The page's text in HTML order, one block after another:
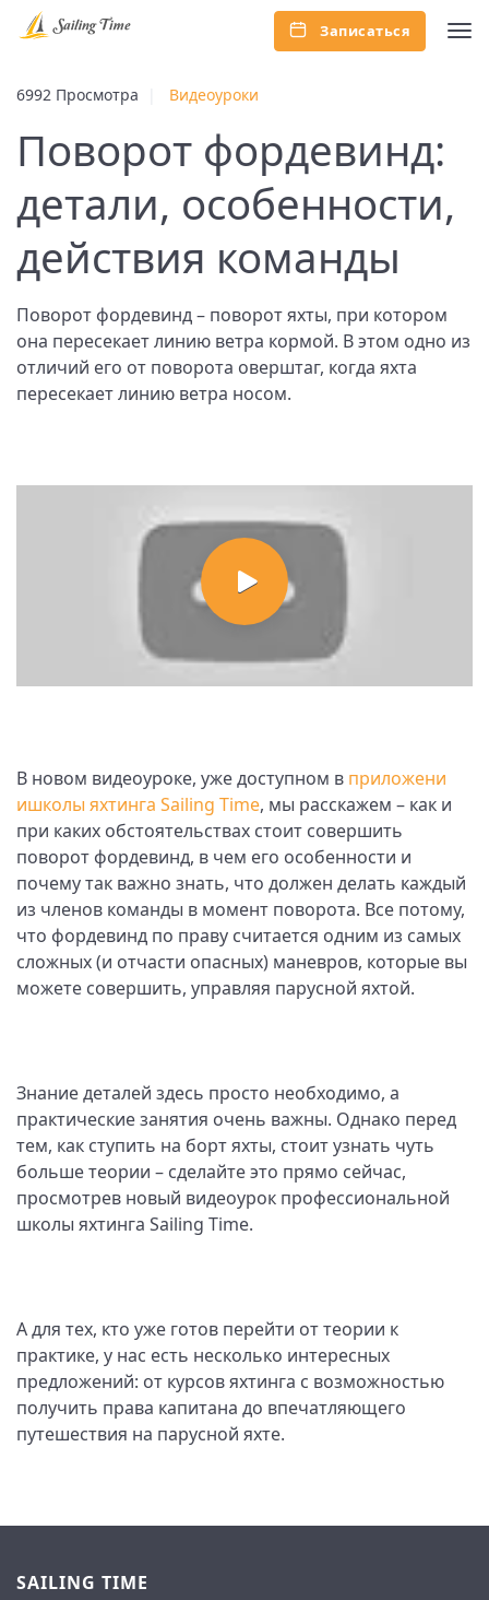
... Записаться
6992 Просмотра Видеоуроки
Поворот фордевинд:
детали, особенности,
действия команды
Поворот фордевинд – поворот яхты, при котором
она пересекает линию ветра кормой. В этом одно из
отличий его от поворота оверштаг, когда яхта
пересекает линию ветра носом.
В новом видеоуроке, уже доступном в приложени
ишколы яхтинга Sailing Time, мы расскажем – как и
при каких обстоятельствах стоит совершить
поворот фордевинд, в чем его особенности и
почему так важно знать, что должен делать каждый
из членов команды в момент поворота. Все потому,
что фордевинд по праву считается одним из самых
сложных (и отчасти опасных) маневров, которые вы
можете совершить, управляя парусной яхтой.
Знание деталей здесь просто необходимо, а
практические занятия очень важны. Однако перед
тем, как ступить на борт яхты, стоит узнать чуть
больше теории – сделайте это прямо сейчас,
просмотрев новый видеоурок профессиональной
школы яхтинга Sailing Time.
А для тех, кто уже готов перейти от теории к
практике, у нас есть несколько интересных
предложений: от курсов яхтинга с возможностью
получить права капитана до впечатляющего
путешествия на парусной яхте.
SAILING TIME